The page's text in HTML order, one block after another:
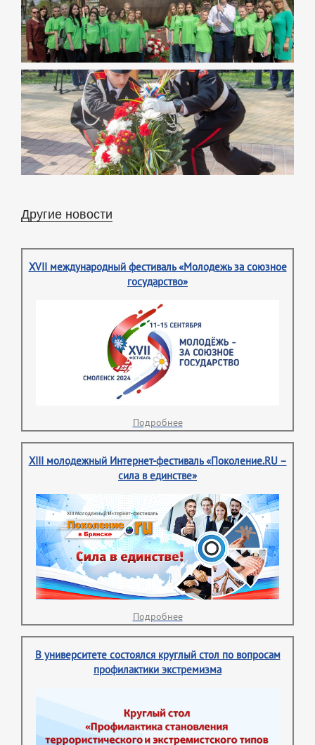
Другие новости
XVII международный фестиваль «Молодежь за союзное
государство»
Подробнее
XIII молодежный Интернет-фестиваль «Поколение.RU –
сила в единстве»
Подробнее
В университете состоялся круглый стол по вопросам
профилактики экстремизма